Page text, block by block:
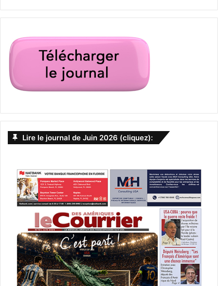
Lire le journal de Juin 2026 (cliquez):